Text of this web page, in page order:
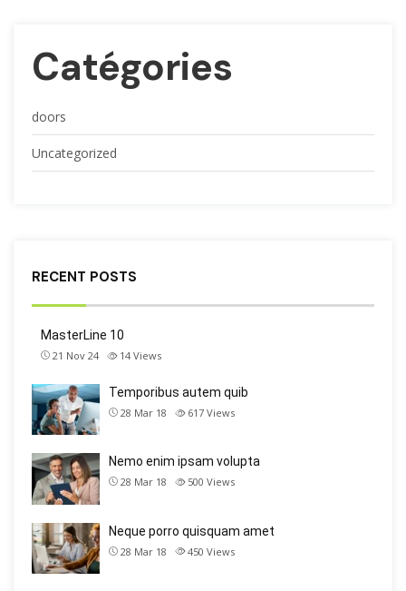
Catégories
doors
Uncategorized
RECENT POSTS
MasterLine 10
21 Nov 24 14 Views
Temporibus autem quib
28 Mar 18 617 Views
Nemo enim ipsam volupta
28 Mar 18 500 Views
Neque porro quisquam amet
28 Mar 18 450 Views